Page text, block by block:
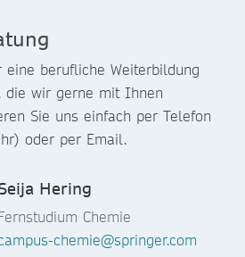
eine berufliche Weiterbildung
die wir gerne mit Ihnen
Sie uns einfach per Telefon
oder per Email.
Hering
Chemie
chemie@springer.com